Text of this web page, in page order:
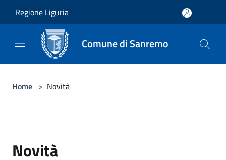
Regione Liguria
Comune di Sanremo
Home > Novità
Novità